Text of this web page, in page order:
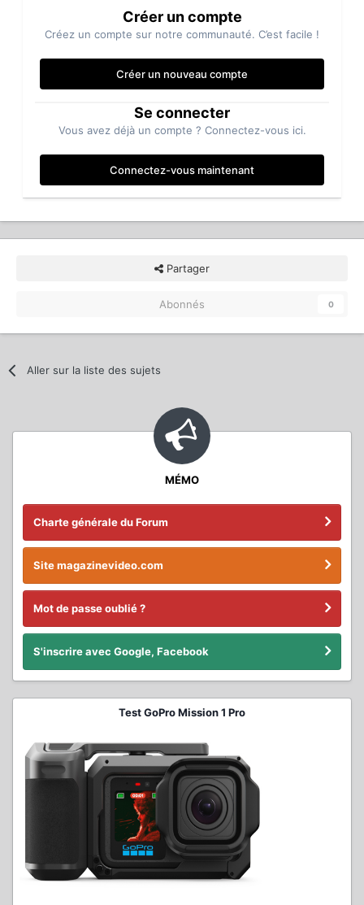
Créer un compte
Créez un compte sur notre communauté. C’est facile !
Créer un nouveau compte
Se connecter
Vous avez déjà un compte ? Connectez-vous ici.
Connectez-vous maintenant
Partager
Abonnés 0
Aller sur la liste des sujets
MÉMO
Charte générale du Forum
Site magazinevideo.com
Mot de passe oublié ?
S'inscrire avec Google, Facebook
Test GoPro Mission 1 Pro